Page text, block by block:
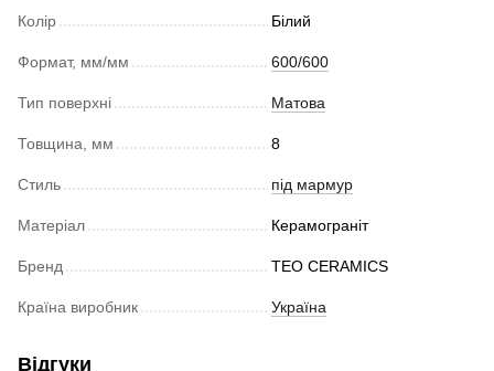
Колір Білий
Формат, мм/мм 600/600
Тип поверхні Матова
Товщина, мм 8
Стиль під мармур
Матеріал Керамограніт
Бренд TEO CERAMICS
Країна виробник Україна
Відгуки